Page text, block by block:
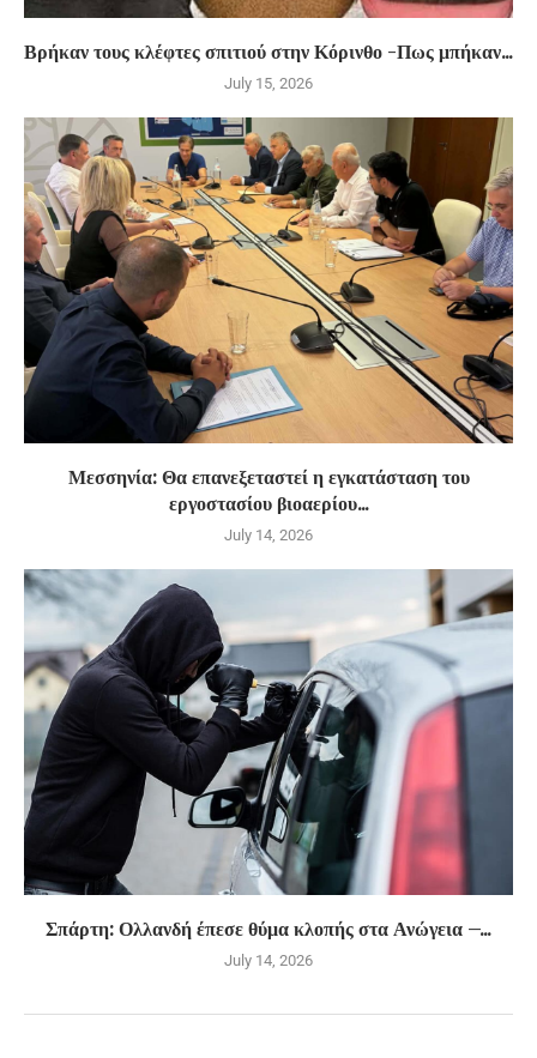
Βρήκαν τους κλέφτες σπιτιού στην Κόρινθο -Πως μπήκαν...
July 15, 2026
Μεσσηνία: Θα επανεξεταστεί η εγκατάσταση του
εργοστασίου βιοαερίου...
July 14, 2026
Σπάρτη: Ολλανδή έπεσε θύμα κλοπής στα Ανώγεια –...
July 14, 2026